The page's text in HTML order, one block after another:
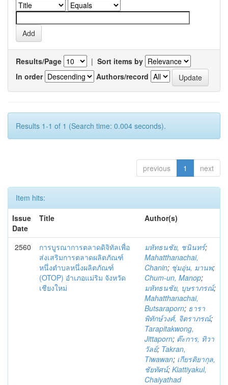
Results/Page | Sort items by
In order
Authors/record
Results 1-1 of 1 (Search time: 0.004 seconds).
previous 1 next
Item hits:
Issue
Date
Title Author(s)
2560
การบูรณาการตลาดดิจิทัลเพื่อ
ส่งเสริมการตลาดผลิตภัณฑ์
หนึ่งตำบลหนึ่งผลิตภัณฑ์
(OTOP) อำเภอแม่ริม จังหวัด
เชียงใหม่
มหัทธนชัย, ชนินทร์;
Mahatthanachai,
Chanin; ชุ่มอุ่น, มานพ;
Chum-un, Manop;
มหัทธนชัย, บุษราภรณ์;
Mahatthanachai,
Butsaraporn; ธารา
พิทักษ์วงศ์, จิตราภรณ์;
Tarapitakwong,
Jittaporn; ต๊ะการ, ทิวา
วัลย์; Takran,
Tiwawan; เกียรติยากุล,
ชัยทัศน์; Kiattiyakul,
Chaiyathad